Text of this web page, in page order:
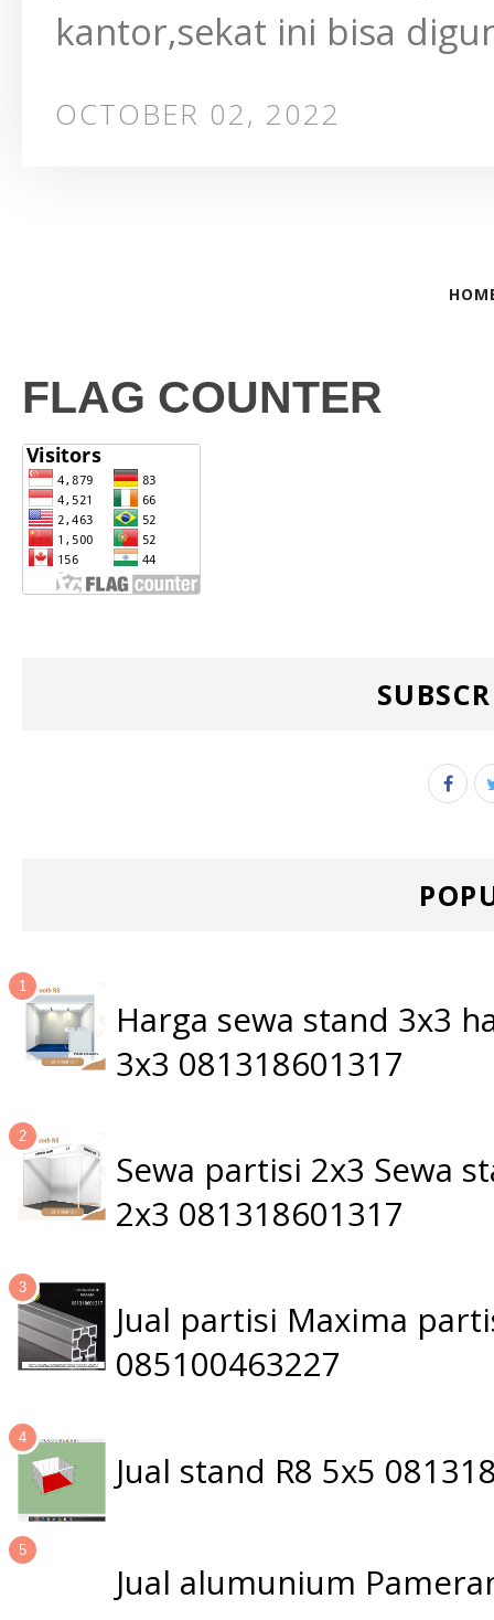
kantor,sekat ini bisa
OCTOBER 02, 2022
FLAG COUNTER
Harga sewa stand 3x3
3x3 081318601317
Sewa partisi 2x3 Sewa
2x3 081318601317
Jual partisi Maxima
085100463227
Jual stand R8 5x5
Jual alumunium